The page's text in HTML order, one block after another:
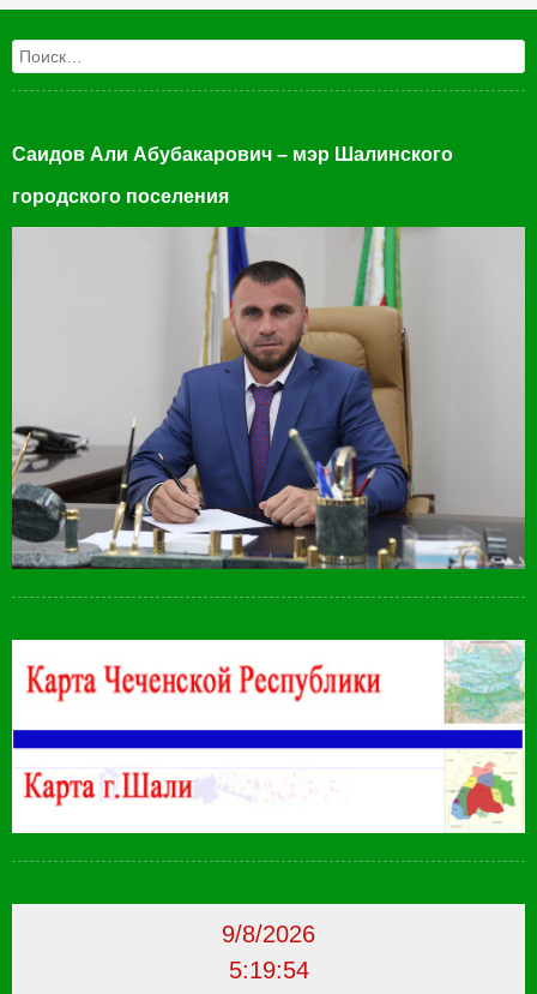
Поиск
Саидов Али Абубакарович – мэр Шалинского
городского поселения
9/8/2026
5:19:55